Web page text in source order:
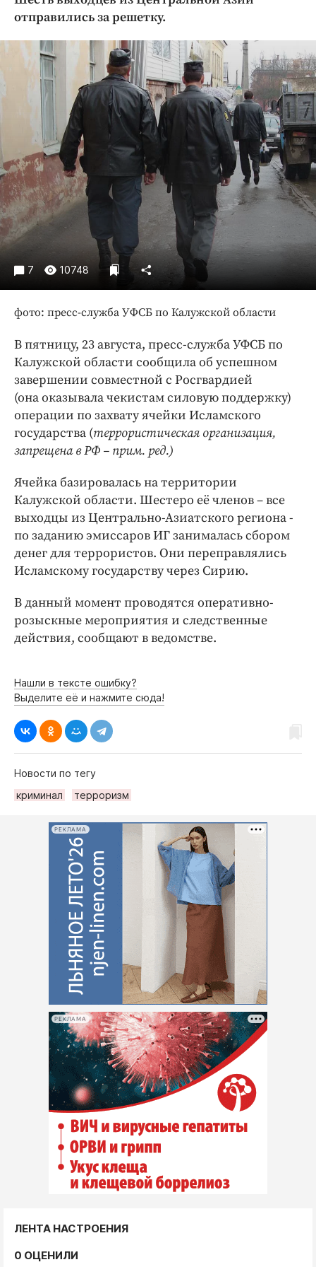
Криминал
Недвижимость и ЖКХ
Образование
Общество
Погода
Праздники
Происшествия
Спорт
Экономика и бизнес
ПРОЕКТЫ
Блоги
Издания
Интересное чтиво
Клиника года
Бренд года
Работодатель года
отправились за решетку.
7 10748
фото: пресс-служба УФСБ по Калужской области
В пятницу, 23 августа, пресс-служба УФСБ по
Калужской области сообщила об успешном
завершении совместной с Росгвардией
(она оказывала чекистам силовую поддержку)
операции по захвату ячейки Исламского
государства (террористическая организация,
запрещена в РФ – прим. ред.)
Ячейка базировалась на территории
Калужской области. Шестеро её членов – все
выходцы из Центрально-Азиатского региона -
по заданию эмиссаров ИГ занималась сбором
денег для террористов. Они переправлялись
Исламскому государству через Сирию.
В данный момент проводятся оперативно-
розыскные мероприятия и следственные
действия, сообщают в ведомстве.
Нашли в тексте ошибку?
Выделите её и нажмите сюда!
Новости по тегу
криминал
терроризм
РЕКЛАМА
РЕКЛАМА
ЛЕНТА НАСТРОЕНИЯ
0 ОЦЕНИЛИ